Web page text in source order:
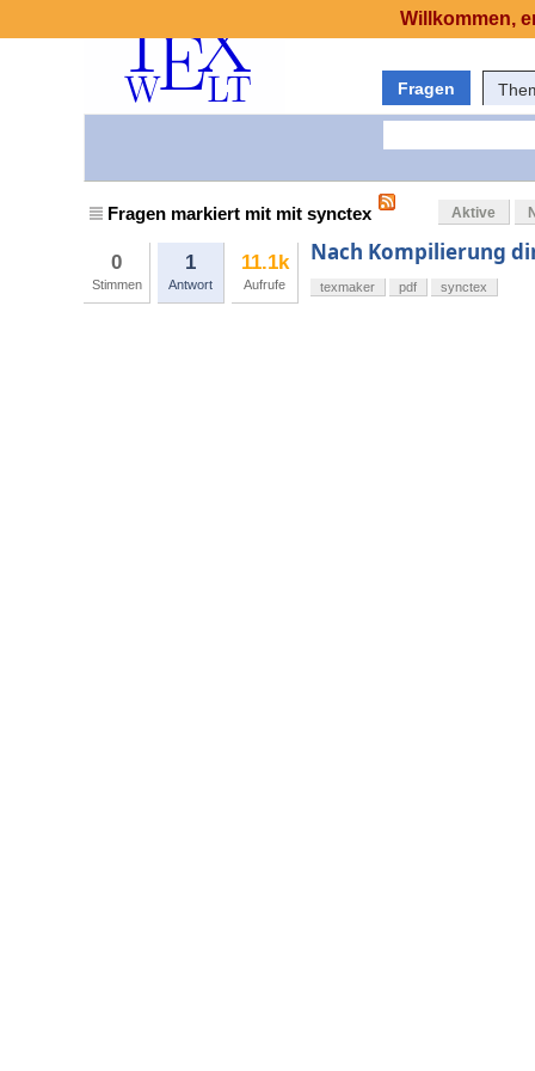
Fragen
Fragen markiert mit mit synctex Aktive
0
Stimmen
1
Antwort
11.1k
Aufrufe
Nach Kompilierung
texmaker pdf synctex
Willkommen,